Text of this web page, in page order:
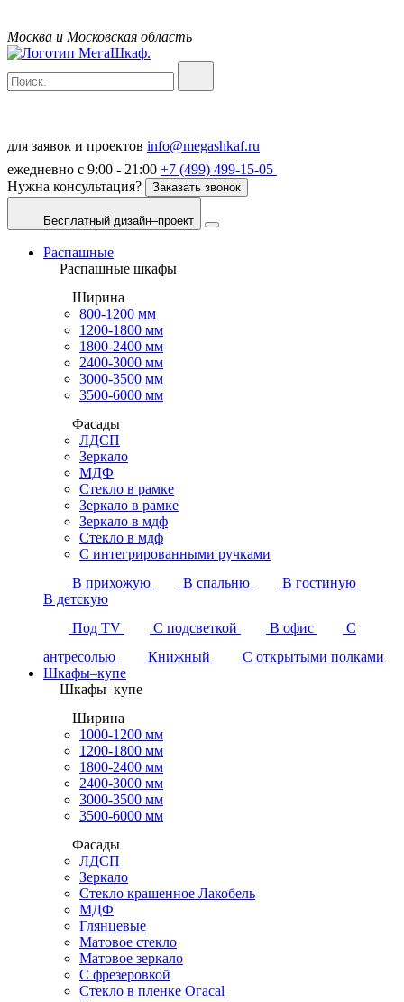
Москва и Московская область
для заявок и проектов info@megashkaf.ru
ежедневно с 9:00 - 21:00 +7 (499) 499-15-05
Нужна консультация?
Заказать звонок
Бесплатный дизайн–проект
Распашные
Распашные шкафы
Ширина
800-1200 мм
1200-1800 мм
1800-2400 мм
2400-3000 мм
3000-3500 мм
3500-6000 мм
Фасады
ЛДСП
Зеркало
МДФ
Стекло в рамке
Зеркало в рамке
Зеркало в мдф
Стекло в мдф
С интегрированными ручками
В прихожую
В спальню
В гостиную
В детскую
Под TV
С подсветкой В офис
С
антресолью
Книжный
С открытыми полками
Шкафы–купе
Шкафы–купе
Ширина
1000-1200 мм
1200-1800 мм
1800-2400 мм
2400-3000 мм
3000-3500 мм
3500-6000 мм
Фасады
ЛДСП
Зеркало
Стекло крашенное Лакобель
МДФ
Глянцевые
Матовое стекло
Матовое зеркало
С фрезеровкой
Стекло в пленке Огасаl